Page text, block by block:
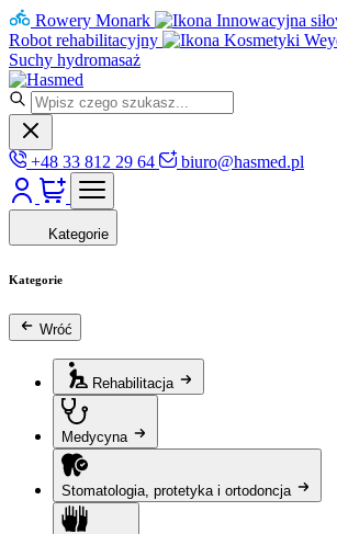
Rowery Monark
Innowacyjna
Robot rehabilitacyjny
Kosmetyki
Suchy hydromasaż
+48 33 812 29 64 biuro@hasmed.pl
Kategorie
Kategorie
Wróć
Rehabilitacja
Medycyna
Stomatologia, protetyka i ortodoncja